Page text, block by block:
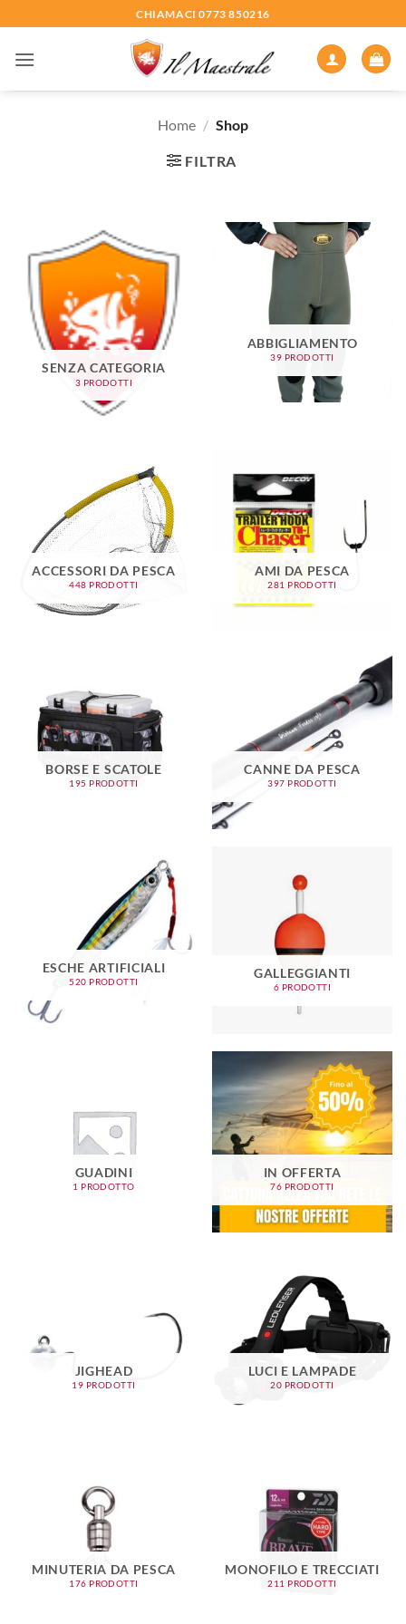
ai
contenuti
CHIAMACI 0773 850216
Home / Shop
FILTRA
SENZA CATEGORIA
3 PRODOTTI
ABBIGLIAMENTO
39 PRODOTTI
ACCESSORI DA PESCA
448 PRODOTTI
AMI DA PESCA
281 PRODOTTI
BORSE E SCATOLE
195 PRODOTTI
CANNE DA PESCA
397 PRODOTTI
ESCHE ARTIFICIALI
520 PRODOTTI
GALLEGGIANTI
6 PRODOTTI
GUADINI
1 PRODOTTO
IN OFFERTA
76 PRODOTTI
JIGHEAD
19 PRODOTTI
LUCI E LAMPADE
20 PRODOTTI
MINUTERIA DA PESCA
176 PRODOTTI
MONOFILO E TRECCIATI
211 PRODOTTI